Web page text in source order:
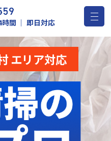
間 ｜ 即日対応
エリア対応